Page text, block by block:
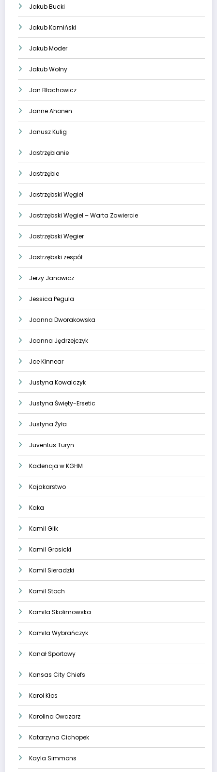
Jakub Bucki
Jakub Kamiński
Jakub Moder
Jakub Wolny
Jan Błachowicz
Janne Ahonen
Janusz Kulig
Jastrzębianie
Jastrzębie
Jastrzębski Węgiel
Jastrzębski Węgiel – Warta Zawiercie
Jastrzębski Węgier
Jastrzębski zespół
Jerzy Janowicz
Jessica Pegula
Joanna Dworakowska
Joanna Jędrzejczyk
Joe Kinnear
Justyna Kowalczyk
Justyna Święty-Ersetic
Justyna Żyła
Juventus Turyn
Kadencja w KGHM
Kajakarstwo
Kaka
Kamil Glik
Kamil Grosicki
Kamil Sieradzki
Kamil Stoch
Kamila Skolimowska
Kamila Wybrańczyk
Kanał Sportowy
Kansas City Chiefs
Karol Kłos
Karolina Owczarz
Katarzyna Cichopek
Kayla Simmons